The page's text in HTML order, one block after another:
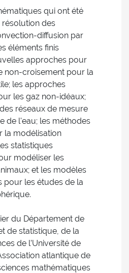
qui ont été
des
diffusion par
éléments finis
approches pour
non-croisement pour la
les approches
les gaz non-idéaux;
réseaux de mesure
de l'eau; les méthodes
la modélisation
statistiques
modéliser les
et les modèles
les études de la
du Département de
de statistique, de la
de l’Université de
atlantique de
mathématiques